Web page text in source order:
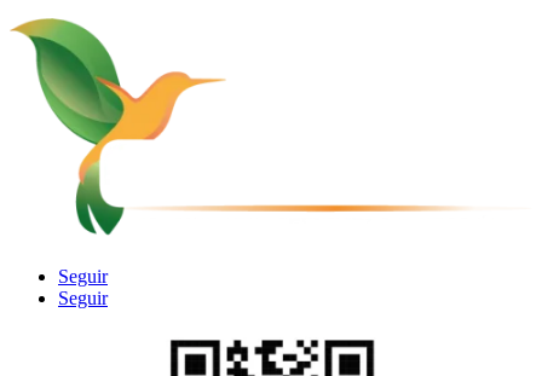
Seguir
Seguir